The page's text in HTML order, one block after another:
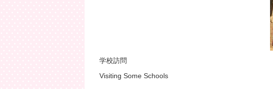
学校訪問
Visiting Some Schools